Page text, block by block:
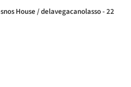
House / delavegacanolasso - 22